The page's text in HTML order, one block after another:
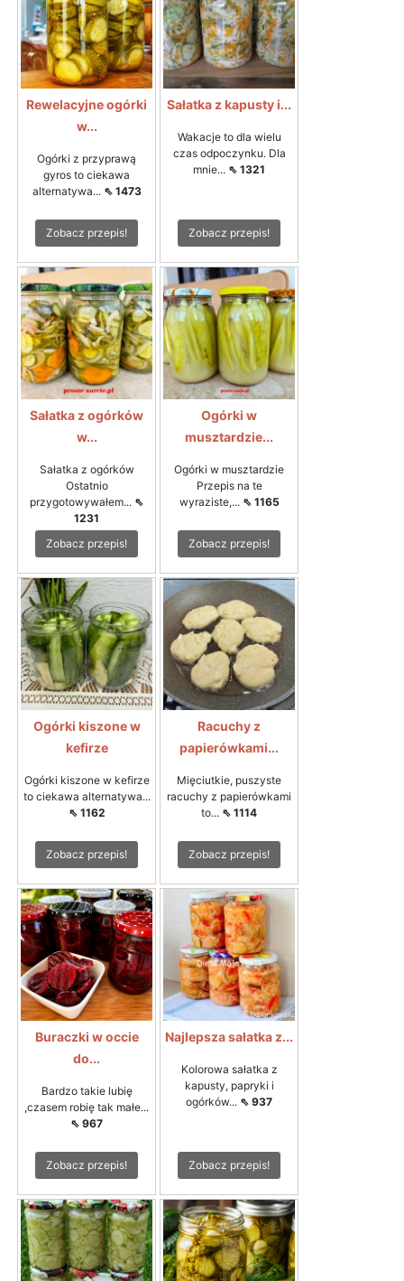
Rewelacyjne ogórki
w...
Ogórki z przyprawą
gyros to ciekawa
alternatywa... ⇖ 1473
Zobacz przepis!
Sałatka z kapusty i...
Wakacje to dla wielu
czas odpoczynku. Dla
mnie... ⇖ 1321
Zobacz przepis!
Sałatka z ogórków
w...
Sałatka z ogórków
Ostatnio
przygotowywałem... ⇖
1231
Zobacz przepis!
Ogórki w
musztardzie...
Ogórki w musztardzie
Przepis na te
wyraziste,... ⇖ 1165
Zobacz przepis!
Ogórki kiszone w
kefirze
Ogórki kiszone w kefirze
to ciekawa alternatywa...
⇖ 1162
Zobacz przepis!
Racuchy z
papierówkami...
Mięciutkie, puszyste
racuchy z papierówkami
to... ⇖ 1114
Zobacz przepis!
Buraczki w occie
do...
Bardzo takie lubię
,czasem robię tak małe...
⇖ 967
Zobacz przepis!
Najlepsza sałatka z...
Kolorowa sałatka z
kapusty, papryki i
ogórków... ⇖ 937
Zobacz przepis!